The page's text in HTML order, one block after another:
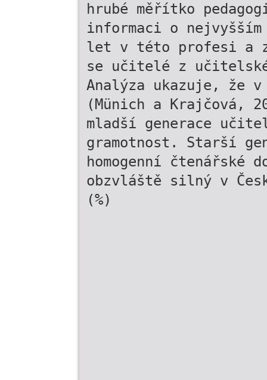
hrubé měřítko
informaci o nejvyšším
let v této profesi a
se učitelé z
Analýza ukazuje, že
(Münich a Krajčová,
mladší generace
gramotnost. Starší
homogenní čtenářské
obzvláště silný v
(%)